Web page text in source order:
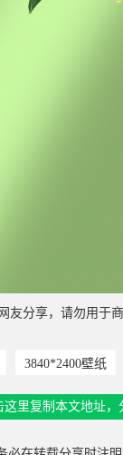
友分享，请勿用
3840*2400壁纸
这里复制本文地址